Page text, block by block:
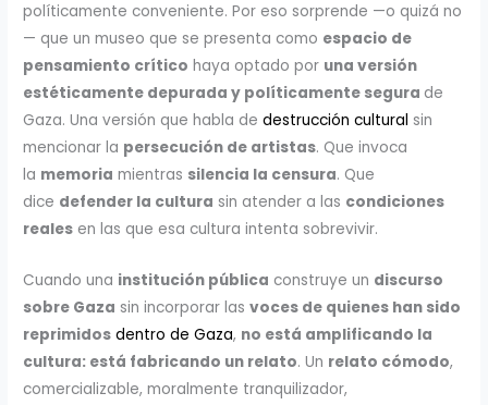
políticamente conveniente. Por eso sorprende —o quizá no
— que un museo que se presenta como espacio de
pensamiento crítico haya optado por una versión
estéticamente depurada y políticamente segura de
Gaza. Una versión que habla dedestrucción cultural sin
mencionar la persecución de artistas. Que invoca
la memoria mientras silencia la censura. Que
dice defender la cultura sin atender a las condiciones
reales en las que esa cultura intenta sobrevivir.
Cuando una institución pública construye un discurso
sobre Gaza sin incorporar lasvoces de quienes han sido
reprimidos dentro de Gaza, no está amplificando la
cultura: está fabricando un relato. Un relato cómodo,
comercializable, moralmente tranquilizador,